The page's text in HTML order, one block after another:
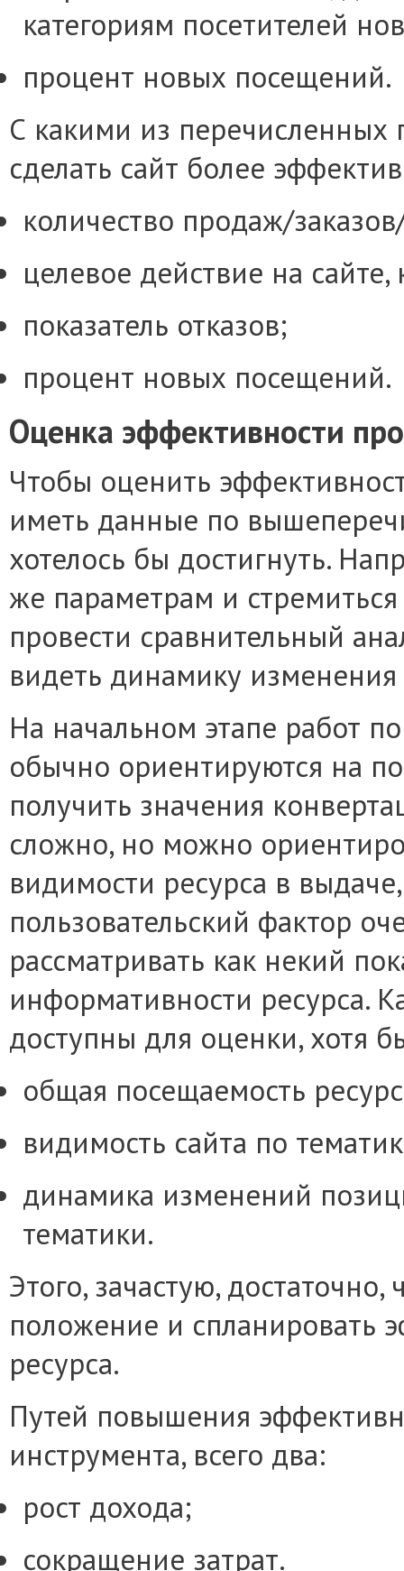
категориям посетителей
процент новых посещений.
С какими из перечисленных
сделать сайт более
количество продаж/
целевое действие на
показатель отказов;
процент новых посещений.
Оценка эффективности
Чтобы оценить
иметь данные по
хотелось бы достигнуть.
же параметрам и
провести сравнительный
видеть динамику
На начальном этапе работ
обычно ориентируются на
получить значения
сложно, но можно
видимости ресурса в
пользовательский фактор
рассматривать как некий
информативности ресурса.
доступны для оценки, хотя
общая посещаемость
видимость сайта по
динамика изменений
тематики.
Этого, зачастую,
положение и спланировать
ресурса.
Путей повышения
инструмента, всего два:
рост дохода;
сокращение затрат.